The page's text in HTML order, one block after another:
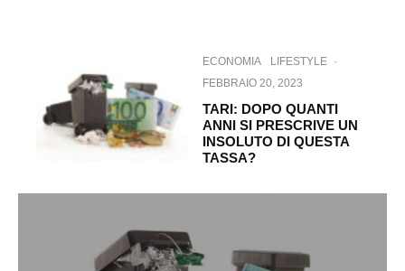
ECONOMIA LIFESTYLE ·
FEBBRAIO 20, 2023
TARI: DOPO QUANTI
ANNI SI PRESCRIVE UN
INSOLUTO DI QUESTA
TASSA?